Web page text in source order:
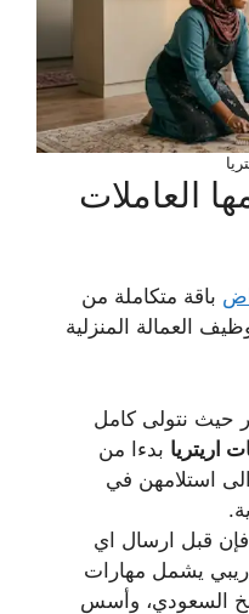
العاملات
باقة متكاملة من
العمالة المنزلية
حيث نتولى كامل
اريتريا بدءا من
الى استلامهن في
فإن قبل ارسال اي
يشمل مهارات
السعودي، وأسس